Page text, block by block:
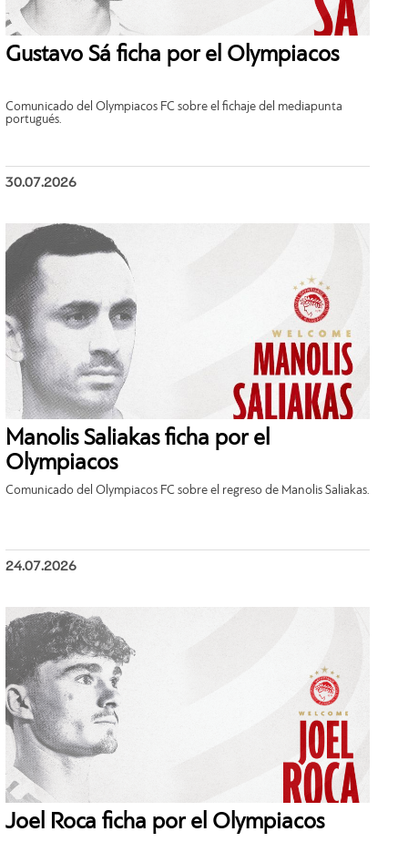
Gustavo Sá ficha por el Olympiacos
Comunicado del Olympiacos FC sobre el fichaje del mediapunta
portugués.
30.07.2026
Manolis Saliakas ficha por el
Olympiacos
Comunicado del Olympiacos FC sobre el regreso de Manolis Saliakas.
24.07.2026
Joel Roca ficha por el Olympiacos